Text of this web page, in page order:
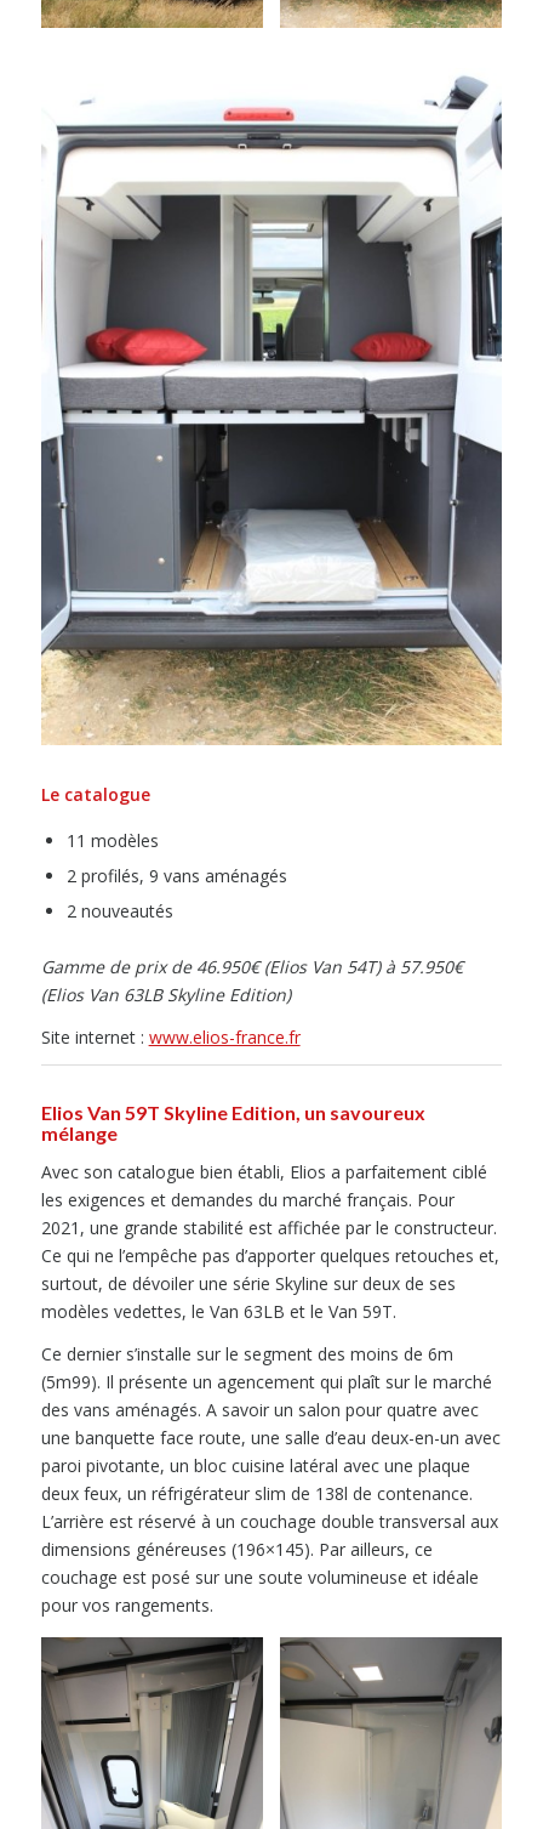
Le catalogue
11 modèles
2 profilés, 9 vans aménagés
2 nouveautés
Gamme de prix de 46.950€ (Elios Van 54T) à 57.950€
(Elios Van 63LB Skyline Edition)
Site internet : www.elios-france.fr
Elios Van 59T Skyline Edition, un savoureux
mélange
Avec son catalogue bien établi, Elios a parfaitement ciblé
les exigences et demandes du marché français. Pour
2021, une grande stabilité est affichée par le constructeur.
Ce qui ne l’empêche pas d’apporter quelques retouches et,
surtout, de dévoiler une série Skyline sur deux de ses
modèles vedettes, le Van 63LB et le Van 59T.
Ce dernier s’installe sur le segment des moins de 6m
(5m99). Il présente un agencement qui plaît sur le marché
des vans aménagés. A savoir un salon pour quatre avec
une banquette face route, une salle d’eau deux-en-un avec
paroi pivotante, un bloc cuisine latéral avec une plaque
deux feux, un réfrigérateur slim de 138l de contenance.
L’arrière est réservé à un couchage double transversal aux
dimensions généreuses (196×145). Par ailleurs, ce
couchage est posé sur une soute volumineuse et idéale
pour vos rangements.